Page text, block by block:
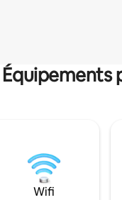
Équipements
Wifi